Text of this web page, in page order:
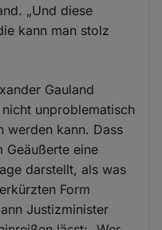
„Und diese
kann man stolz
Gauland
unproblematisch
werden kann. Dass
Geäußerte eine
darstellt, als was
Form
Justizminister